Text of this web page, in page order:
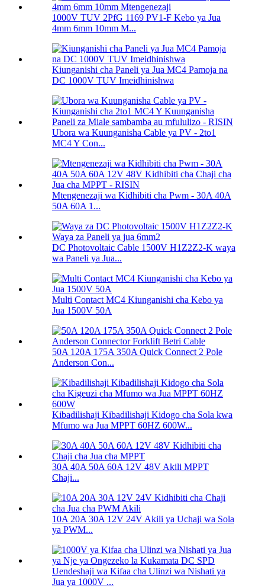
1000V TUV 2PfG 1169 PV1-F Kebo ya Jua
4mm 6mm 10mm M...
Kiunganishi cha Paneli ya Jua MC4 Pamoja na
DC 1000V TUV Imeidhinishwa
Ubora wa Kuunganisha Cable ya PV - 2to1
MC4 Y Con...
Mtengenezaji wa Kidhibiti cha Pwm - 30A 40A
50A 60A 1...
DC Photovoltaic Cable 1500V H1Z2Z2-K waya
wa Paneli ya Jua...
Multi Contact MC4 Kiunganishi cha Kebo ya
Jua 1500V 50A
50A 120A 175A 350A Quick Connect 2 Pole
Anderson Con...
Kibadilishaji Kibadilishaji Kidogo cha Sola kwa
Mfumo wa Jua MPPT 60HZ 600W...
30A 40A 50A 60A 12V 48V Akili MPPT
Chaji...
10A 20A 30A 12V 24V Akili ya Uchaji wa Sola
ya PWM...
Uendeshaji wa Kifaa cha Ulinzi wa Nishati ya
Jua ya 1000V ...